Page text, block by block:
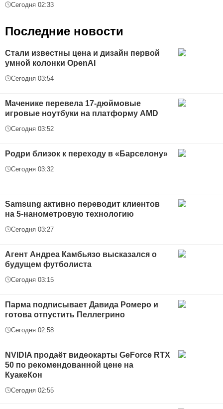
Сегодня 02:33
Последние новости
Стали известны цена и дизайн первой
умной колонки OpenAI
Сегодня 03:54
Маченике перевела 17-дюймовые
игровые ноутбуки на платформу AMD
Сегодня 03:52
Родри близок к переходу в «Барселону»
Сегодня 03:32
Samsung активно переводит клиентов
на 5-нанометровую технологию
Сегодня 03:27
Агент Андреа Камбьязо высказался о
будущем футболиста
Сегодня 03:15
Парма подписывает Давида Ромеро и
готова отпустить Пеллегрино
Сегодня 02:58
NVIDIA продаёт видеокарты GeForce RTX
50 по рекомендованной цене на
КуакеКон
Сегодня 02:55